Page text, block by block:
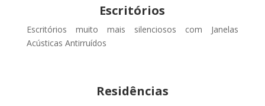
Escritórios
Escritórios muito mais silenciosos com Janelas
Acústicas Antirruídos
Residências